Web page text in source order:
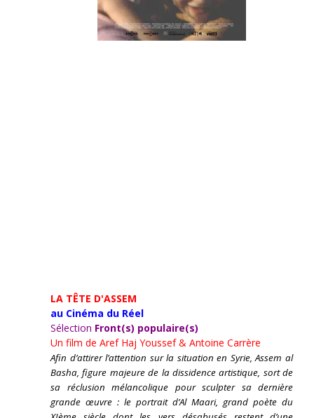
LA TÊTE D'ASSEM
au Cinéma du Réel
Sélection Front(s) populaire(s)
Un film de Aref Haj Youssef & Antoine Carrère
Afin d’attirer l’attention sur la situation en Syrie, Assem al
Basha, figure majeure de la dissidence artistique, sort de
sa réclusion mélancolique pour sculpter sa dernière
grande œuvre : le portrait d’Al Maari, grand poète du